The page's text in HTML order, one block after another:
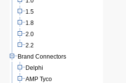
1.5
1.8
2.0
2.2
Brand Connectors
Delphi
AMP Tyco